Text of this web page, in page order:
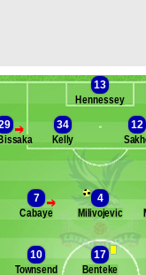
des remplaçants
Fosu-Mensah
13
Hennessey
>
34
Kelly
12
>
7
Cabaye
4
Milivojevic
10
Townsend
17
Benteke